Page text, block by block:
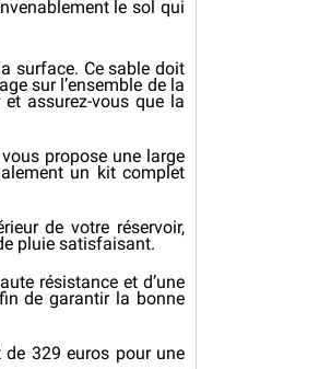
le sol qui
surface. Ce sable doit
sur l’ensemble de la
assurez-vous que la
propose une large
un kit complet
de votre réservoir,
pluie satisfaisant.
résistance et d’une
de garantir la bonne
329 euros pour une